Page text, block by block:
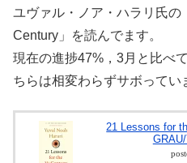
ユヴァル・ノア・ハラリ氏の
Century」を読んでます。
現在の進捗47%，3月と比べ
ちらは相変わらずサボってい
21 Lessons for